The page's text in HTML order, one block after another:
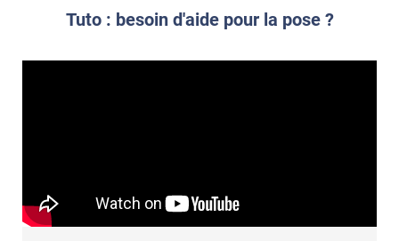
S'aider d'un décapeur thermique : la colle va ramollir le film
faire appel à un
Lisser la surface avec un enduit de lissage au préalable
Réussir la pose d'un revêtement adhésif dans les angles. »
Tuto : besoin d'aide pour la pose ?